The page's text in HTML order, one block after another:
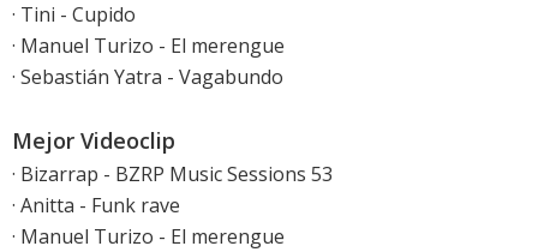
· Tini - Cupido
· Manuel Turizo - El merengue
· Sebastián Yatra - Vagabundo
Mejor Videoclip
· Bizarrap - BZRP Music Sessions 53
· Anitta - Funk rave
· Manuel Turizo - El merengue